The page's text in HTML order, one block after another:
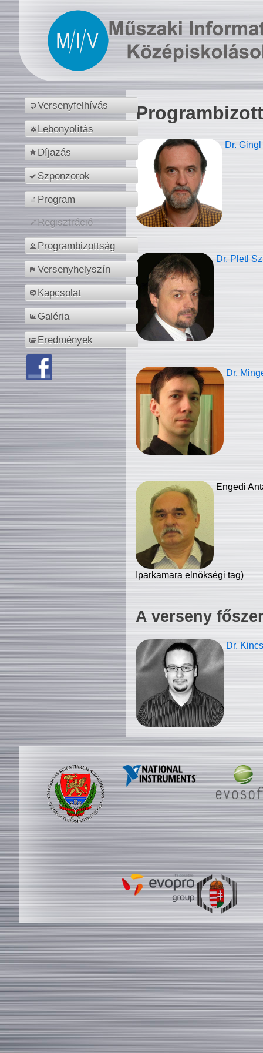
Versenyfelhívás
Lebonyolítás
Díjazás
Szponzorok
Program
Regisztráció
Programbizottság
Versenyhelyszín
Kapcsolat
Galéria
Eredmények
Dr.
Dr. Pletl
Dr.
Engedi
Iparkamara elnökségi tag)
A verseny
Dr.